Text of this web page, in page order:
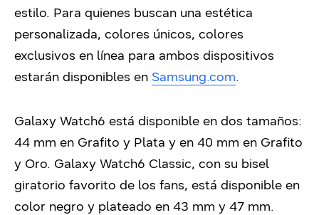
estilo. Para quienes buscan una estética
personalizada, colores únicos, colores
exclusivos en línea para ambos dispositivos
estarán disponibles en Samsung.com.
Galaxy Watch6 está disponible en dos tamaños:
44 mm en Grafito y Plata y en 40 mm en Grafito
y Oro. Galaxy Watch6 Classic, con su bisel
giratorio favorito de los fans, está disponible en
color negro y plateado en 43 mm y 47 mm.